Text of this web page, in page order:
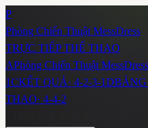
P
Phòng Chiến Thuật MessDress
TRỰC TIẾP THỂ THAO
APhòng Chiến Thuật MessDress
1CKẾT QUẢ· 4-2-3-1DBẢNG
THAO· 4-4-2